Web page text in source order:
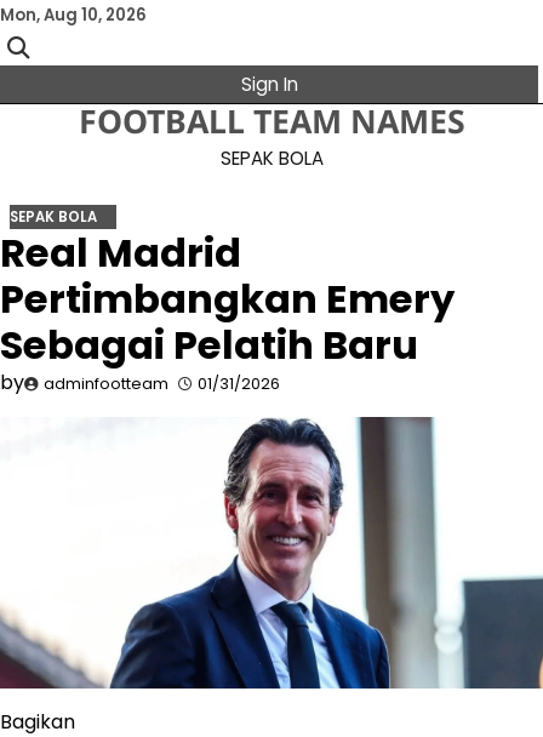
Skip
to
content
Mon, Aug 10, 2026
Sign In
FOOTBALL TEAM NAMES
SEPAK BOLA
SEPAK BOLA
Real Madrid
Pertimbangkan Emery
Sebagai Pelatih Baru
by adminfootteam 01/31/2026
Bagikan